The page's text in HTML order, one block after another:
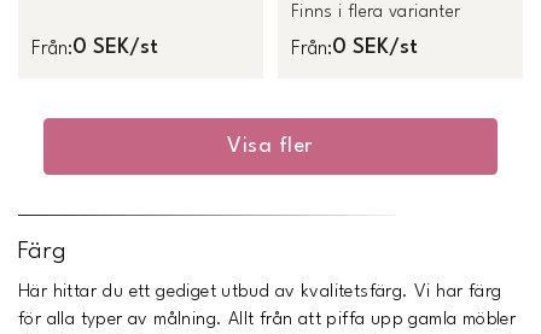
Från:0 SEK/st
Finns i flera varianter
Från:0 SEK/st
Visa fler
Färg
Här hittar du ett gediget utbud av kvalitetsfärg. Vi har färg
för alla typer av målning. Allt från att piffa upp gamla möbler